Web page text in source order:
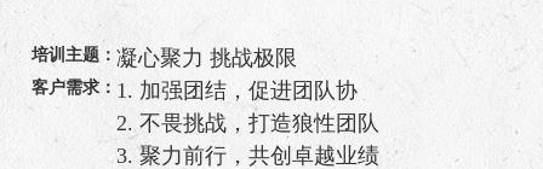
培训主题： 凝心聚力 挑战极限
客户需求： 1. 加强团结，促进团队协
2. 不畏挑战，打造狼性团队
3. 聚力前行，共创卓越业绩